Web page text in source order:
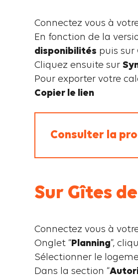
Connectez vous à
En fonction de la
disponibilités puis sur
Cliquez ensuite sur
Pour exporter votre
Copier le lien
Consulter la
Sur Gîtes
Connectez vous à
Onglet “Planning”,
Sélectionner le
Dans la section “